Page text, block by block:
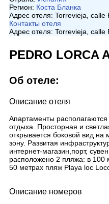
Регион: Коста Бланка
Адрес отеля: Torrevieja, сalle
Контакты отеля
Адрес отеля: Torrevieja, сalle
PEDRO LORCA
Об отеле:
Описание отеля
Апартаменты
отдыха. Просторная и
открывается боковой вид
зону. Развитая
интернет-магазин,порт,
расположено 2 пляжа: в 100
50 метрах пляж Playa loc
Описание номеров